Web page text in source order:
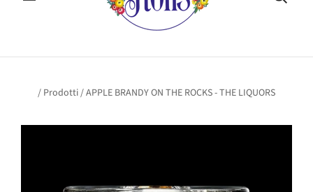
/ Prodotti/APPLE BRANDY ON THE ROCKS - THE LIQUORS